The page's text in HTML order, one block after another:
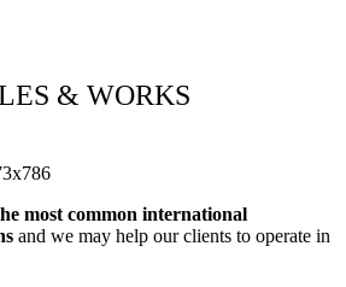
& WORKS
most common international
and we may help our clients to operate in